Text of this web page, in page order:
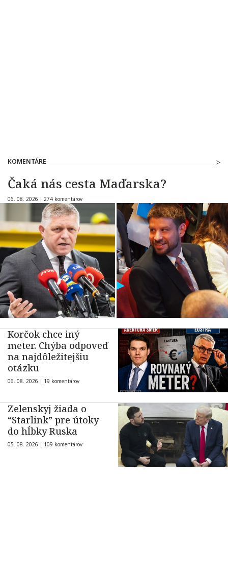
KOMENTÁRE
Čaká nás cesta Maďarska?
06. 08. 2026 | 274 komentárov
Korčok chce iný
meter. Chýba odpoveď
na najdôležitejšiu
otázku
06. 08. 2026 | 19 komentárov
Zelenskyj žiada o
“Starlink” pre útoky
do hĺbky Ruska
05. 08. 2026 | 109 komentárov